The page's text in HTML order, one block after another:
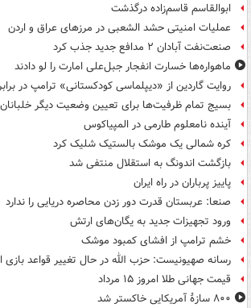
ابوالقاسم قاسم‌زاده درگذشت
عملیات امنیتی حشد الشعبی در مرزهای عراق و اردن
صنعت‌نفت آبادان ۲ مدافع جدید جذب کرد
ماهواره‌ها خسارت انفجار جبل‌علی امارت را لو دادند
روایت گاردین از «دیپلماسی کودکستانی» ترامپ در
بسیج تمام ظرفیت‌ها برای تعیین وضعیت دیگر خلبانان سوخو
آینده نامعلوم طارمی در المپیاکوس
کره شمالی یک موشک بالستیک شلیک کرد
بازگشت اندونگ به استقلال منتفی شد
پاییز پرباران در راه ایران
صنعا: عربستان قدرت دور زدن محاصره دریایی را ندارد
ورود تجهیزات جدید به یگان‌های ارتش
خشم ترامپ از افشای کمبود موشک
رسانه صهیونیست: حزب الله در حال تغییر قواعد
قیمت جهانی طلا امروز ۱۵ مرداد
۸۰۰ سازۀ آمریکایی خاکستر شد